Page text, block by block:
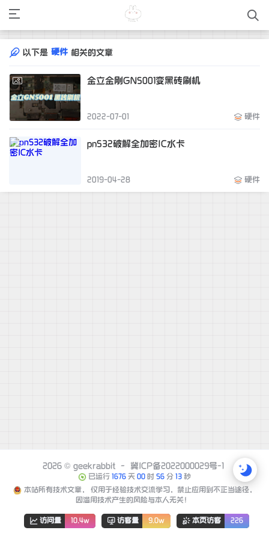
以下是 硬件 相关的文章
金立金刚GN5001变黑砖刷机
2022-07-01 硬件
pn532破解全加密IC水卡
2019-04-28 硬件
2026 © geekrabbit - 冀ICP备2022000029号-1
已运行 1676 天 00 时 56 分 13 秒
本站所有技术文章， 仅用于经验技术交流学习，禁止应用到不正当途径，
因滥用技术产生的风险与本人无关！
访问量 10.4w 访客量 9.0w 本页访客 226